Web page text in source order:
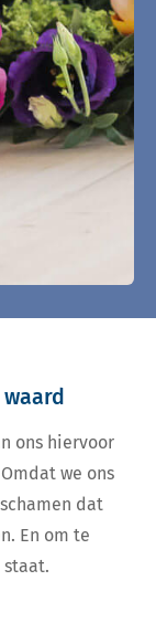
ons hiervoor
we ons
dat
En om te